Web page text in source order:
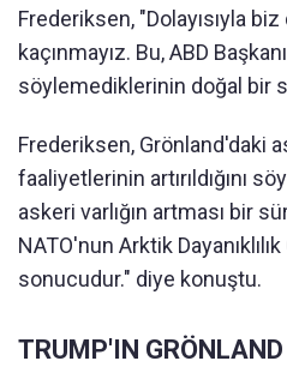
Frederiksen, "Dolayısıyla biz
kaçınmayız. Bu, ABD
söylemediklerinin doğal bir
Frederiksen, Grönland'daki
faaliyetlerinin artırıldığını
askeri varlığın artması bir
NATO'nun Arktik
sonucudur." diye konuştu.
TRUMP'IN